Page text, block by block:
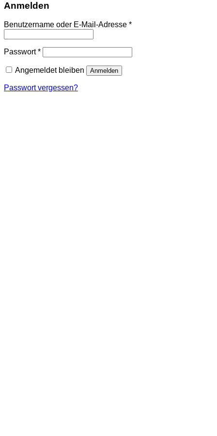
Anmelden
Benutzername oder E-Mail-Adresse *
Passwort*
Angemeldet bleiben Anmelden
Passwort vergessen?